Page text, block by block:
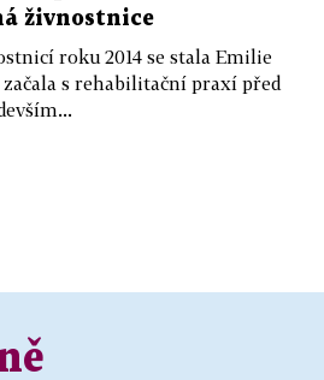
živnostnice
roku 2014 se stala Emilie
s rehabilitační praxí před